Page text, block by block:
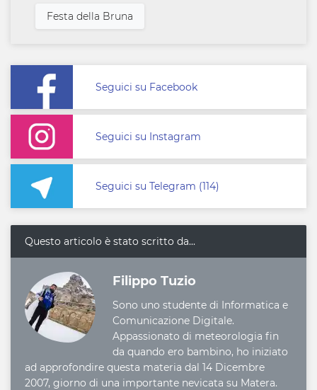
Festa della Bruna
Seguici su Facebook
Seguici su Instagram
Seguici su Telegram (114)
Questo articolo è stato scritto da...
Filippo Tuzio
Sono uno studente di Informatica e
Comunicazione Digitale.
Appassionato di meteorologia fin
da quando ero bambino, ho iniziato
ad approfondire questa materia dal 14 Dicembre
2007, giorno di una importante nevicata su Matera.